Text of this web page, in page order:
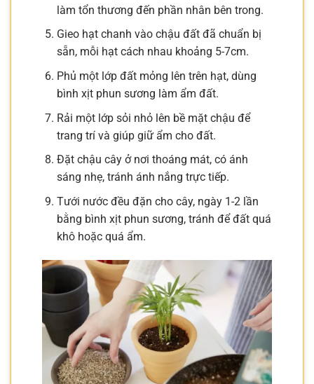
làm tổn thương đến phần nhân bên trong.
Gieo hạt chanh vào chậu đất đã chuẩn bị
sẵn, mỗi hạt cách nhau khoảng 5-7cm.
Phủ một lớp đất mỏng lên trên hạt, dùng
bình xịt phun sương làm ẩm đất.
Rải một lớp sỏi nhỏ lên bề mặt chậu để
trang trí và giúp giữ ẩm cho đất.
Đặt chậu cây ở nơi thoáng mát, có ánh
sáng nhẹ, tránh ánh nắng trực tiếp.
Tưới nước đều đặn cho cây, ngày 1-2 lần
bằng bình xịt phun sương, tránh để đất quá
khô hoặc quá ẩm.